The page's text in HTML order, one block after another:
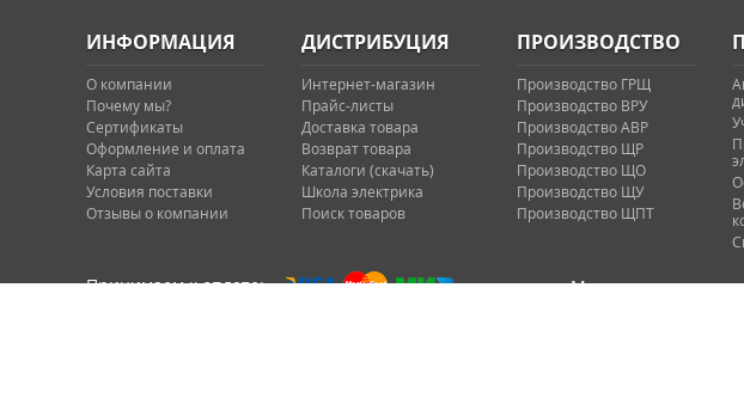
ИНФОРМАЦИЯ
О компании
Почему мы?
Сертификаты
Оформление и оплата
Карта сайта
Условия поставки
Отзывы о компании
ДИСТРИБУЦИЯ
Интернет-магазин
Прайс-листы
Доставка товара
Возврат товара
Каталоги (скачать)
Школа электрика
Поиск товаров
ПРОИЗВОДСТВО
Производство ГРЩ
Производство ВРУ
Производство АВР
Производство ЩР
Производство ЩО
Производство ЩУ
Производство ЩПТ
Принимаем к оплате: Мы в социальных